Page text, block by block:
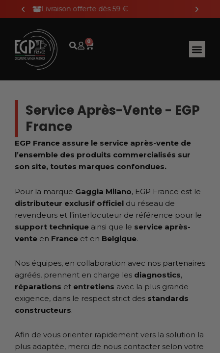
au
Payez en 4 fois sans frais avec Alma
0
Panier
Service Après-Vente - EGP
France
EGP France assure le service après-vente de
l’ensemble des produits commercialisés sur
son site, toutes marques confondues.
Pour la marque Gaggia Milano, EGP France est le
distributeur exclusif officiel du réseau de
revendeurs et l’interlocuteur de référence pour le
support technique ainsi que le service après-
vente en France et en Belgique.
Nos équipes, en collaboration avec nos partenaires
agréés, prennent en charge les diagnostics,
réparations et entretiens avec la plus grande
exigence, dans le respect strict des standards
constructeurs.
Afin de vous orienter rapidement vers la solution la
plus adaptée, merci de nous contacter selon votre